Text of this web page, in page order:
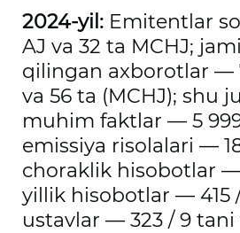
2024-yil: Emitentlar
AJ va 32 ta MCHJ;
qilingan axborotlar —
va 56 ta (MCHJ); shu
muhim faktlar — 5
emissiya risolalari —
choraklik hisobotlar —
yillik hisobotlar — 415
ustavlar — 323 / 9